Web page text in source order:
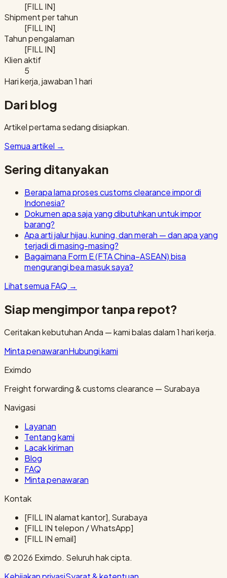
[FILL IN]
Shipment per tahun
[FILL IN]
Tahun pengalaman
[FILL IN]
Klien aktif
5
Hari kerja, jawaban 1 hari
Dari blog
Artikel pertama sedang disiapkan.
Semua artikel →
Sering ditanyakan
Berapa lama proses customs clearance impor di
Indonesia?
Dokumen apa saja yang dibutuhkan untuk impor
barang?
Apa arti jalur hijau, kuning, dan merah — dan apa yang
terjadi di masing-masing?
Bagaimana Form E (FTA China–ASEAN) bisa
mengurangi bea masuk saya?
Lihat semua FAQ →
Siap mengimpor tanpa repot?
Ceritakan kebutuhan Anda — kami balas dalam 1 hari kerja.
Minta penawaranHubungi kami
Eximdo
Freight forwarding & customs clearance — Surabaya
Navigasi
Layanan
Tentang kami
Lacak kiriman
Blog
FAQ
Minta penawaran
Kontak
[FILL IN alamat kantor], Surabaya
[FILL IN telepon / WhatsApp]
[FILL IN email]
© 2026 Eximdo. Seluruh hak cipta.